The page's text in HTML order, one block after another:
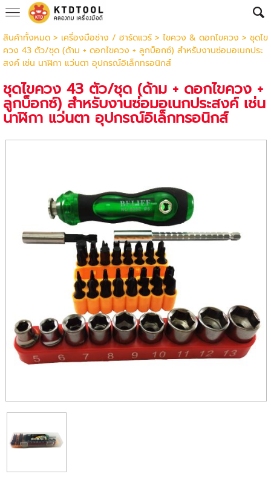
สินค้าทั้งหมด> เครื่องมือช่าง / ฮาร์ดแวร์> ไขควง & ดอกไขควง > ชุดไข
ควง 43 ตัว/ชุด (ด้าม + ดอกไขควง + ลูกบ็อกซ์) สำหรับงานซ่อมอเนกประ
สงค์ เช่น นาฬิกา แว่นตา อุปกรณ์อิเล็กทรอนิกส์
ชุดไขควง 43 ตัว/ชุด (ด้าม + ดอกไขควง +
ลูกบ็อกซ์) สำหรับงานซ่อมอเนกประสงค์ เช่น
นาฬิกา แว่นตา อุปกรณ์อิเล็กทรอนิกส์